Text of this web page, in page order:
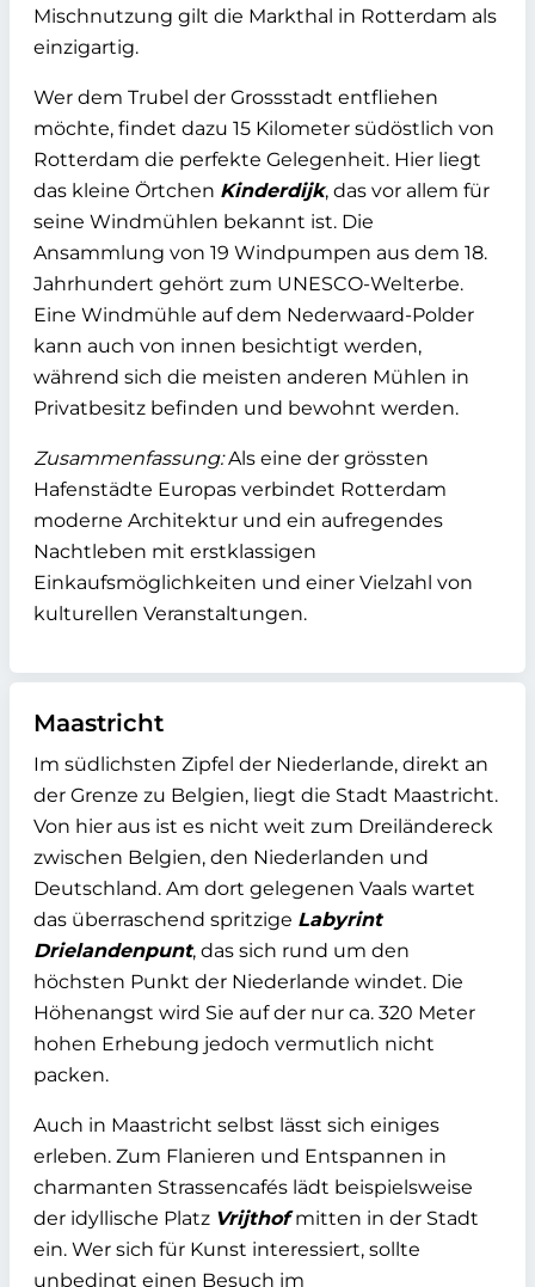
Mischnutzung gilt die Markthal in Rotterdam als
einzigartig.
Wer dem Trubel der Grossstadt entfliehen
möchte, findet dazu 15 Kilometer südöstlich von
Rotterdam die perfekte Gelegenheit. Hier liegt
das kleine Örtchen Kinderdijk, das vor allem für
seine Windmühlen bekannt ist. Die
Ansammlung von 19 Windpumpen aus dem 18.
Jahrhundert gehört zum UNESCO-Welterbe.
Eine Windmühle auf dem Nederwaard-Polder
kann auch von innen besichtigt werden,
während sich die meisten anderen Mühlen in
Privatbesitz befinden und bewohnt werden.
Zusammenfassung:Als eine der grössten
Hafenstädte Europas verbindet Rotterdam
moderne Architektur und ein aufregendes
Nachtleben mit erstklassigen
Einkaufsmöglichkeiten und einer Vielzahl von
kulturellen Veranstaltungen.
Maastricht
Im südlichsten Zipfel der Niederlande, direkt an
der Grenze zu Belgien, liegt die Stadt Maastricht.
Von hier aus ist es nicht weit zum Dreiländereck
zwischen Belgien, den Niederlanden und
Deutschland. Am dort gelegenen Vaals wartet
das überraschend spritzige Labyrint
Drielandenpunt, das sich rund um den
höchsten Punkt der Niederlande windet. Die
Höhenangst wird Sie auf der nur ca. 320 Meter
hohen Erhebung jedoch vermutlich nicht
packen.
Auch in Maastricht selbst lässt sich einiges
erleben. Zum Flanieren und Entspannen in
charmanten Strassencafés lädt beispielsweise
der idyllische Platz Vrijthofmitten in der Stadt
ein. Wer sich für Kunst interessiert, sollte
unbedingt einen Besuch im